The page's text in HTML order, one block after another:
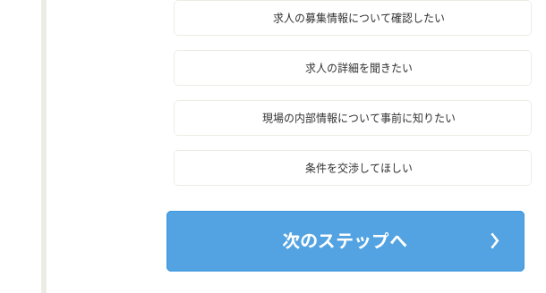
求人の募集情報について確認したい
求人の詳細を聞きたい
現場の内部情報について事前に知りたい
条件を交渉してほしい